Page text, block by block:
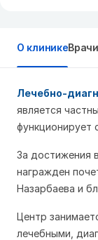
О клинике
Лечебно-
является
функционирует
За достижения
награжден
Назарбаева и
Центр
лечебными,